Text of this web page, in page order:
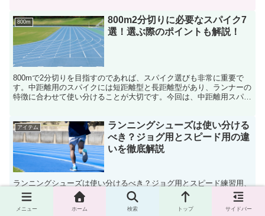
800m
800m2分切りに必要なスパイク7
選！選ぶ際のポイントも解説！
800mで2分切りを目指すのであれば、スパイク選びも非常に重要で
す。中距離用のスパイクには短距離型と長距離型があり、ランナーの
特徴に合わせて使い分けることが大切です。今回は、中距離用スパイ
アイテム
ランニングシューズは使い分ける
べき？ジョグ用とスピード用の違
いを徹底解説
ランニングシューズは使い分けるべき？ジョグ用とスピード練習用、
レース用の違いや特徴をわかりやすく解説します。目的別に使い分け
るメリットやケガ予防との関係、初心者でも失敗しない選び方まで具
体例を交えて紹介します。
メニュー ホーム 検索 トップ サイドバー